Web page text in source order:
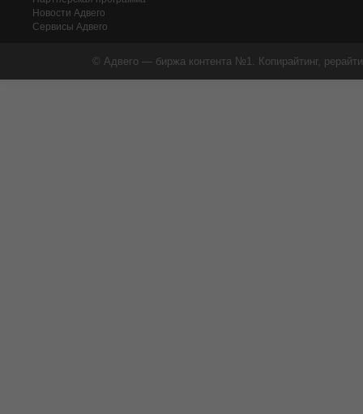
Новости Адвего
Сервисы Адвего
© Адвего — биржа контента №1. Копирайтинг,